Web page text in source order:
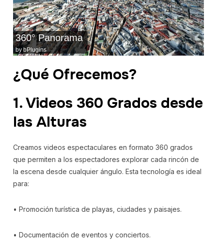
360° Panorama
by bPlugins
¿Qué Ofrecemos?
1. Videos 360 Grados desde
las Alturas
Creamos videos espectaculares en formato 360 grados
que permiten a los espectadores explorar cada rincón de
la escena desde cualquier ángulo. Esta tecnología es ideal
para:
• Promoción turística de playas, ciudades y paisajes.
• Documentación de eventos y conciertos.